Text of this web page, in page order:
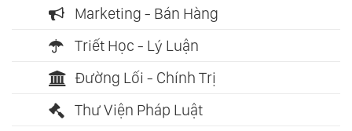
Marketing - Bán Hàng
Triết Học - Lý Luận
Đường Lối - Chính Trị
Thư Viện Pháp Luật